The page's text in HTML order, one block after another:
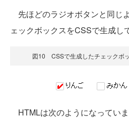
先ほどのラジオボタンと同じ
ェックボックスをCSSで生成し
図10 CSSで生成したチェックボ
HTMLは次のようになっていま